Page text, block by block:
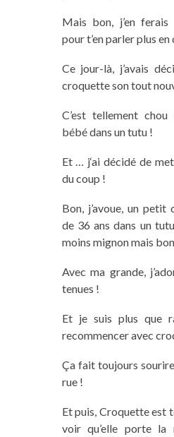
Mais bon, j’en
pour t’en parler plus en
Ce jour-là, j’avais
croquette son tout
C’est tellement chou
bébé dans un tutu !
Et … j‘ai décidé de
du coup !
Bon, j’avoue, un petit
de 36 ans dans un
moins mignon mais bon
Avec ma grande,
tenues !
Et je suis plus que
recommencer avec
Ça fait toujours
rue !
Et puis, Croquette est
voir qu’elle porte la